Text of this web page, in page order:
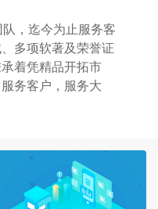
，迄今为止服务客
多项软著及荣誉证
着凭精品开拓市
务客户，服务大